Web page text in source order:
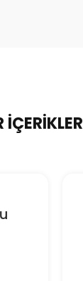
İÇERIKLER